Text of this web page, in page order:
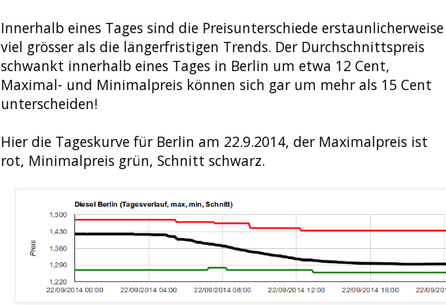
Innerhalb eines Tages sind die Preisunterschiede erstaunlicherweise
viel grösser als die längerfristigen Trends. Der Durchschnittspreis
schwankt innerhalb eines Tages in Berlin um etwa 12 Cent,
Maximal- und Minimalpreis können sich gar um mehr als 15 Cent
unterscheiden!
Hier die Tageskurve für Berlin am 22.9.2014, der Maximalpreis ist
rot, Minimalpreis grün, Schnitt schwarz.